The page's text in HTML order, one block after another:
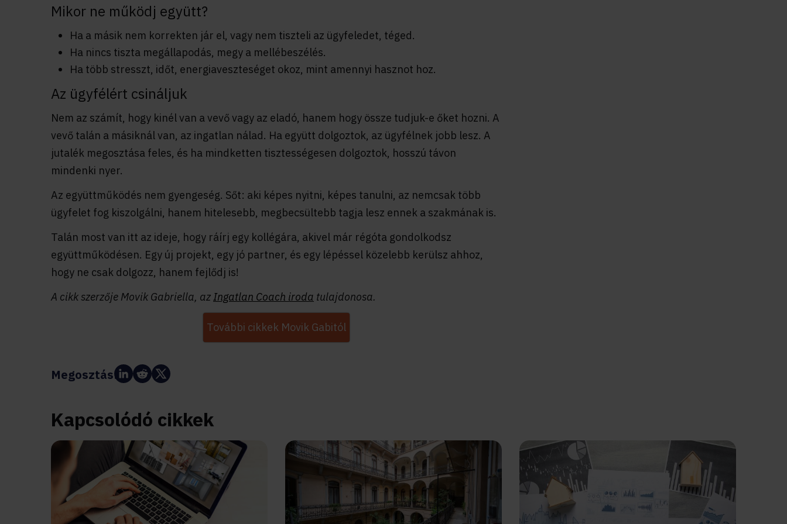
Mikor ne működj együtt?
Ha a másik nem korrekten jár el, vagy nem tiszteli az ügyfeledet, téged.
Ha nincs tiszta megállapodás, megy a mellébeszélés.
Ha több stresszt, időt, energiaveszteséget okoz, mint amennyi hasznot hoz.
Az ügyfélért csináljuk
Nem az számít, hogy kinél van a vevő vagy az eladó, hanem hogy össze tudjuk-e őket hozni. A
vevő talán a másiknál van, az ingatlan nálad. Ha együtt dolgoztok, az ügyfélnek jobb lesz. A
jutalék megosztása feles, és ha mindketten tisztességesen dolgoztok, hosszú távon
mindenki nyer.
Az együttműködés nem gyengeség. Sőt: aki képes nyitni, képes tanulni, az nemcsak több
ügyfelet fog kiszolgálni, hanem hitelesebb, megbecsültebb tagja lesz ennek a szakmának is.
Talán most van itt az ideje, hogy ráírj egy kollégára, akivel már régóta gondolkodsz
együttműködésen. Egy új projekt, egy jó partner, és egy lépéssel közelebb kerülsz ahhoz,
hogy ne csak dolgozz, hanem fejlődj is!
A cikk szerzője Movik Gabriella, az Ingatlan Coach iroda tulajdonosa.
További cikkek Movik Gabitól
Megosztás:
Kapcsolódó cikkek